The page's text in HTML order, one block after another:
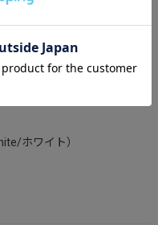
ブルーセージ）
ホワイト）